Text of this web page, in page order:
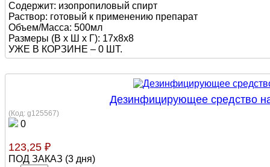
Содержит: изопропиловый спирт
Раствор: готовый к применению препарат
Объем/Масса: 500мл
Размеры (В х Ш х Г): 17х8х8
УЖЕ В КОРЗИНЕ – 0 ШТ.
Дезинфицирующее средство
(Код: g125567)
0
123,25 ₽
ПОД ЗАКАЗ (3 дня)